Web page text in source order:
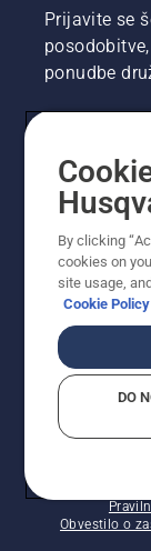
Prijavite se
ponudbe
Obvestilo o
By clicking
cookies on
site usage,
Cookie Policy
DO